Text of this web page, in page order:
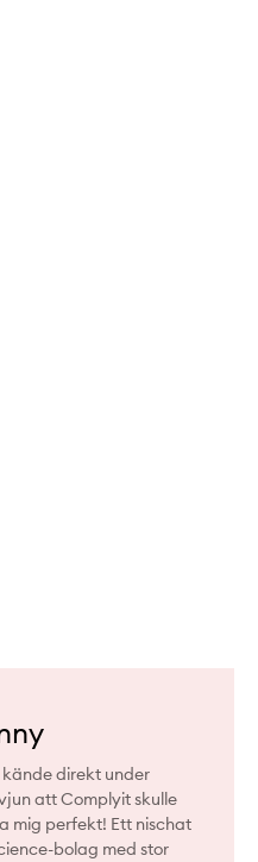
direkt under
att Complyit skulle
mig perfekt! Ett nischat
bolag med stor